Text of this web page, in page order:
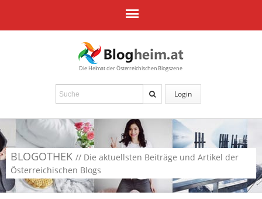
Die Heimat der Österreichischen Blogszene
Login
BLOGOTHEK // Die aktuellsten Beiträge und Artikel der
Österreichischen Blogs